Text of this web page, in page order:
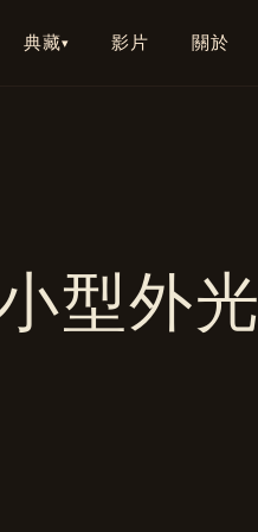
典藏▾ 影片 關於
型外光